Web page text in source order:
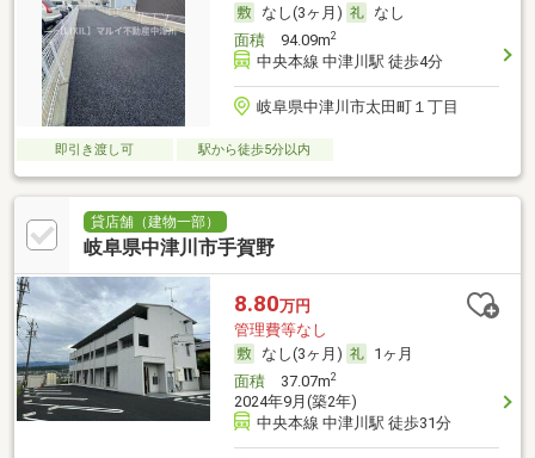
なし(3ヶ月)
なし
面積94.09m2
中央本線 中津川駅 徒歩4分
岐阜県中津川市太田町１丁目
即引き渡し可 駅から徒歩5分以内
貸店舗（建物一部）
岐阜県中津川市手賀野
8.80万円
管理費等なし
なし(3ヶ月)
1ヶ月
面積37.07m2
2024年9月(築2年)
中央本線 中津川駅 徒歩31分